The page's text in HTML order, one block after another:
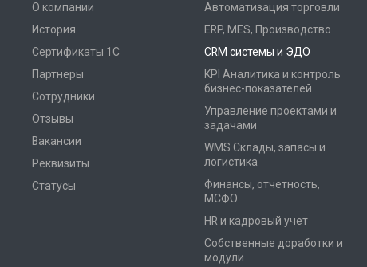
О компании
История
Сертификаты 1С
Партнеры
Сотрудники
Отзывы
Вакансии
Реквизиты
Статусы
Автоматизация торговли
ERP, MES, Производство
CRM системы и ЭДО
KPI Аналитика и контроль
бизнес-показателей
Управление проектами и
задачами
WMS Склады, запасы и
логистика
Финансы, отчетность,
МСФО
HR и кадровый учет
Собственные доработки и
модули